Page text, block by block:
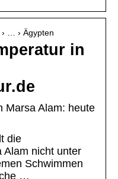
… › Ägypten
in
Marsa Alam: heute
die
Alam nicht unter
Schwimmen
…